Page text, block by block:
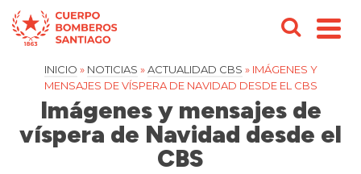
INICIO » NOTICIAS » ACTUALIDAD CBS » IMÁGENES Y
MENSAJES DE VÍSPERA DE NAVIDAD DESDE EL CBS
Imágenes y mensajes de
víspera de Navidad desde el
CBS